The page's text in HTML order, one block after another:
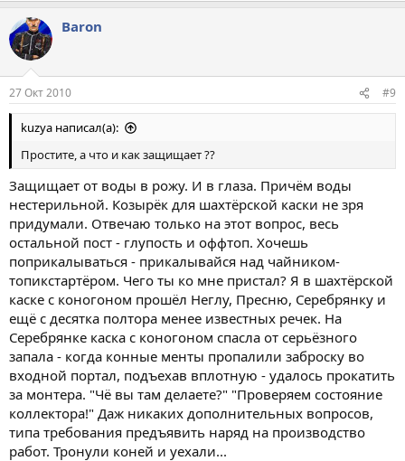
Baron
27 Окт 2010 #9
kuzya написал(а):
Простите, а что и как защищает ??
Защищает от воды в рожу. И в глаза. Причём воды
нестерильной. Козырёк для шахтёрской каски не зря
придумали. Отвечаю только на этот вопрос, весь
остальной пост - глупость и оффтоп. Хочешь
поприкалываться - прикалывайся над чайником-
топикстартёром. Чего ты ко мне пристал? Я в шахтёрской
каске с коногоном прошёл Неглу, Пресню, Серебрянку и
ещё с десятка полтора менее известных речек. На
Серебрянке каска с коногоном спасла от серьёзного
запала - когда конные менты пропалили заброску во
входной портал, подъехав вплотную - удалось прокатить
за монтера. "Чё вы там делаете?" "Проверяем состояние
коллектора!" Даж никаких дополнительных вопросов,
типа требования предъявить наряд на производство
работ. Тронули коней и уехали...